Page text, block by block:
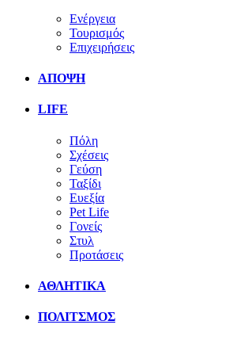
Ενέργεια
Τουρισμός
Επιχειρήσεις
ΑΠΟΨΗ
LIFE
Πόλη
Σχέσεις
Γεύση
Ταξίδι
Ευεξία
Pet Life
Γονείς
Στυλ
Προτάσεις
ΑΘΛΗΤΙΚΑ
ΠΟΛΙΤΣΜΟΣ